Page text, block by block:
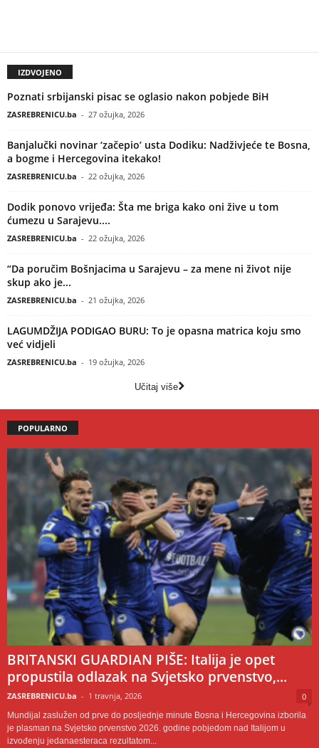
IZDVOJENO
Poznati srbijanski pisac se oglasio nakon pobjede BiH
ZASREBRENICU.ba - 27 ožujka, 2026
Banjalučki novinar ‘začepio’ usta Dodiku: Nadživjeće te Bosna,
a bogme i Hercegovina itekako!
ZASREBRENICU.ba - 22 ožujka, 2026
Dodik ponovo vrijeđa: Šta me briga kako oni žive u tom
ćumezu u Sarajevu....
ZASREBRENICU.ba - 22 ožujka, 2026
“Da poručim Bošnjacima u Sarajevu – za mene ni život nije
skup ako je...
ZASREBRENICU.ba - 21 ožujka, 2026
LAGUMDŽIJA PODIGAO BURU: To je opasna matrica koju smo
već vidjeli
ZASREBRENICU.ba - 19 ožujka, 2026
Učitaj više
POPULARNO
BRITANSKI GUARDIAN PIŠE: Italija je opet
propustila odlazak na Svjetsko prvenstvo,...
ZASREBRENICU.ba - 1 travnja, 2026 0
Mundijal zaslužen od prve do posljednje minute Bosna i Hercegovina izborila
je plasman na Svjetsko prvenstvo 2026. godine pobjedom nad Italijom u
izvođenju jedanaesteraca rezultatom...